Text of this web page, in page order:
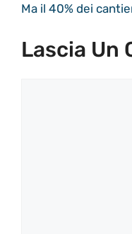
Ma il 40% dei
Lascia Un